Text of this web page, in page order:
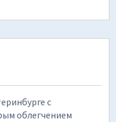
с
облегчением